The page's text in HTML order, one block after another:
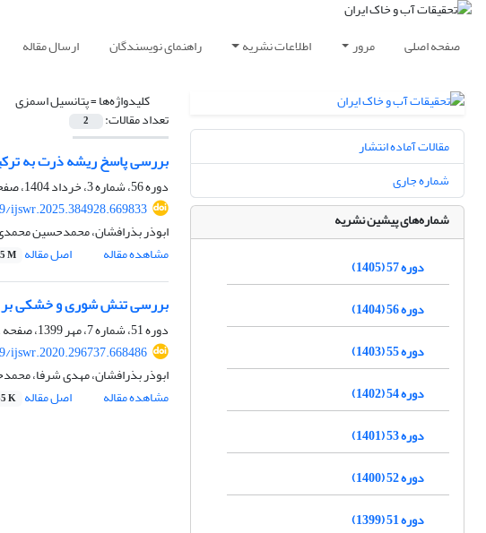
صفحه اصلی مرور اطلاعات نشریه راهنمای نویسندگان ارسال مقاله
کلیدواژه‌ها =پتانسیل اسمزی
تعداد مقالات: 2
بررسی پاسخ ریشه ذرت به
دوره 56، شماره 3، خرداد 1404، صفحه
ijswr.2025.384928.669833
ابوذر بذرافشان، محمدحسین
مشاهده مقاله
اصل مقاله M
بررسی تنش شوری و خشکی
دوره 51، شماره 7، مهر 1399، صفحه
ijswr.2020.296737.668486
ابوذر بذرافشان، مهدی شرفا،
مشاهده مقاله
اصل مقاله K
مقالات آماده انتشار
شماره جاری
شماره‌های پیشین نشریه
دوره 57 (1405)
دوره 56 (1404)
دوره 55 (1403)
دوره 54 (1402)
دوره 53 (1401)
دوره 52 (1400)
دوره 51 (1399)